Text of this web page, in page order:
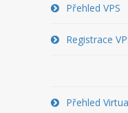
Přehled VPS
Registrace
Přehled